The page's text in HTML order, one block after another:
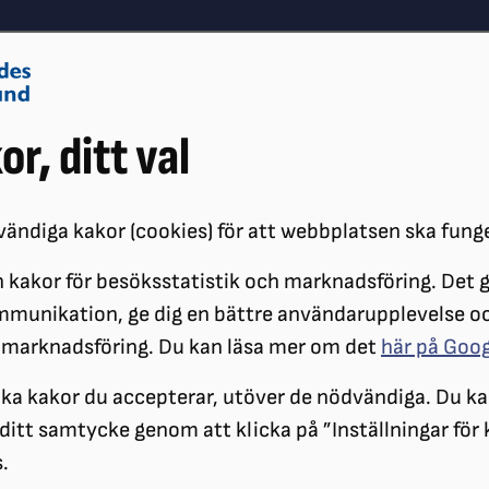
ditt val
kakor (cookies) för att webbplatsen ska
kakor för besöksstatistik och marknadsföring. Det
ge dig en bättre användarupplevelse
Du kan läsa mer om det här på
kakor du accepterar, utöver de nödvändiga. Du
samtycke genom att klicka på ”Inställningar för
Påverkansarbete
DISTRIKT SRF ÖREBRO LÄN SYNVINKELN